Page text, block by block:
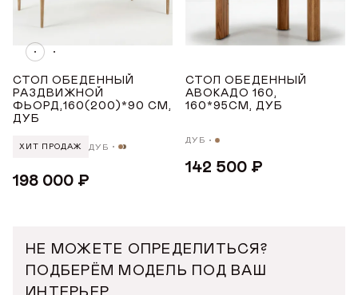
ПОКРЫТИЕ СТОЛЕШНИЦЫ
Керамика
Массив дуба
Шпон дуба
ДЛИНА ТОВАРА (СМ)
ШИРИНА ТОВАРА (СМ)
СТОЛ ОБЕДЕННЫЙ
РАЗДВИЖНОЙ
ФЬОРД,160(200)*90 СМ,
ДУБ
ХИТ ПРОДАЖ ДУБ
198 000 ₽
СТОЛ ОБЕДЕННЫЙ
АВОКАДО 160,
160*95СМ, ДУБ
ДУБ
142 500 ₽
НЕ МОЖЕТЕ ОПРЕДЕЛИТЬСЯ?
ПОДБЕРЁМ МОДЕЛЬ ПОД ВАШ